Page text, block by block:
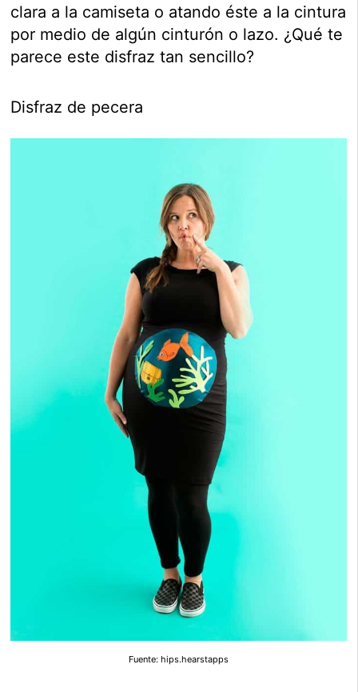
clara a la camiseta o atando éste a la cintura
por medio de algún cinturón o lazo. ¿Qué te
parece este disfraz tan sencillo?
Disfraz de pecera
Fuente: hips.hearstapps